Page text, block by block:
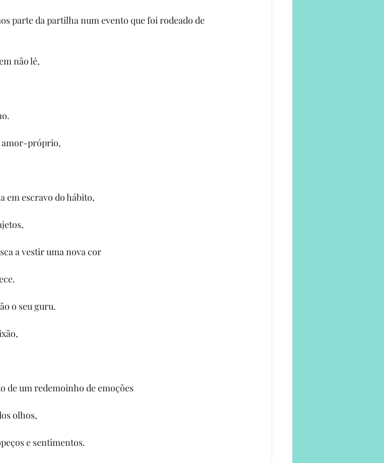
parte da partilha num evento que foi rodeado de
não lê,
amor-próprio,
em escravo do hábito,
a vestir uma nova cor
o seu guru.
de um redemoinho de emoções
olhos,
e sentimentos.